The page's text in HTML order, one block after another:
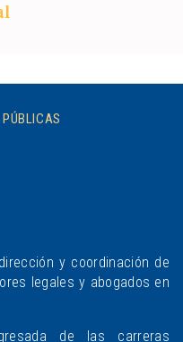
y coordinación de
legales y abogados en
de las carreras